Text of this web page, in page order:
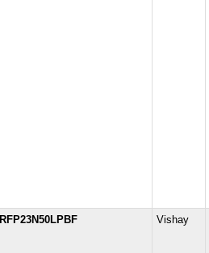
IRFP23N50LPBF Vishay